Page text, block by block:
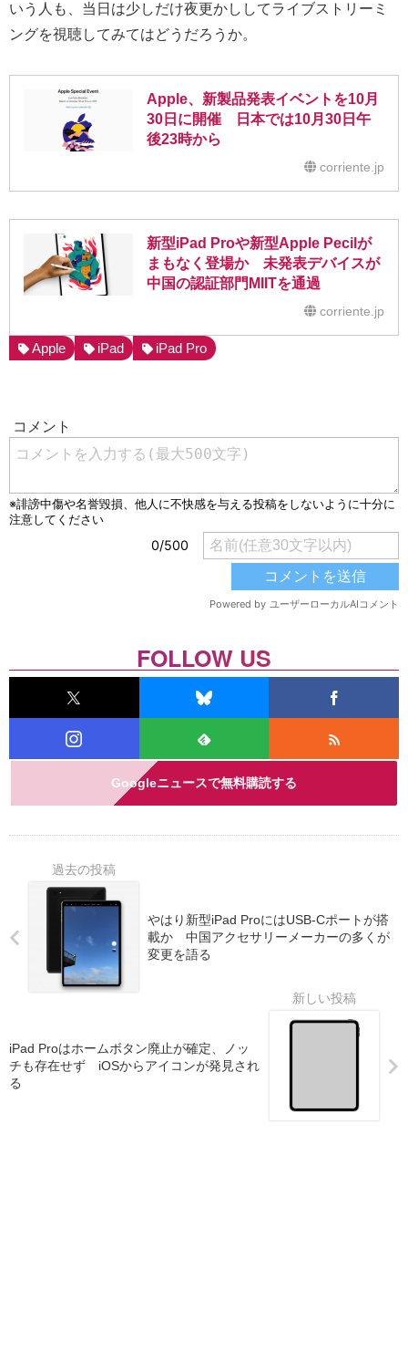
いう人も、当日は少しだけ夜更かししてライブストリーミ
ングを視聴してみてはどうだろうか。
Apple、新製品発表イベントを10月
30日に開催 日本では10月30日午
後23時から
corriente.jp
新型iPad Proや新型Apple Pecilが
まもなく登場か 未発表デバイスが
中国の認証部門MIITを通過
corriente.jp
Apple iPad iPad Pro
Googleニュースで無料購読する
FOLLOW US
やはり新型iPad ProにはUSB-Cポートが搭
載か 中国アクセサリーメーカーの多くが
変更を語る
iPad Proはホームボタン廃止が確定、ノッ
チも存在せず iOSからアイコンが発見され
る